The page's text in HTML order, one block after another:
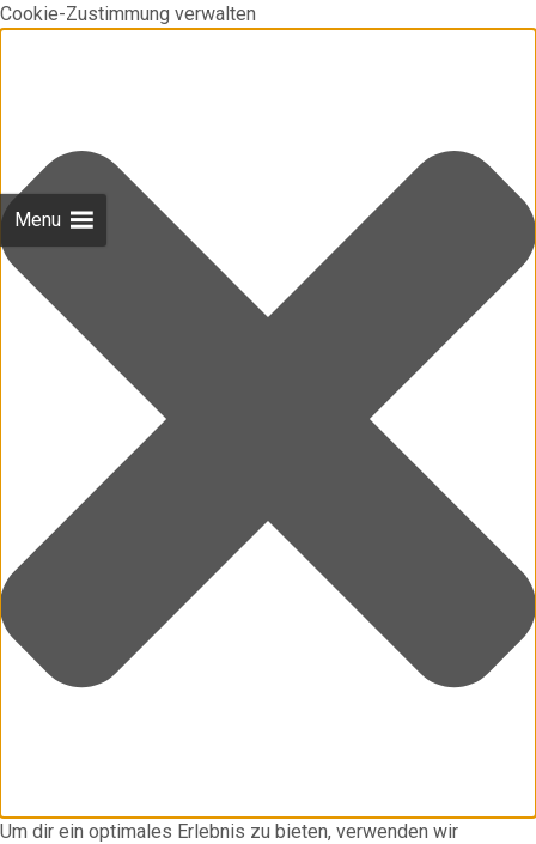
Cookie-Zustimmung verwalten
Um dir ein optimales Erlebnis zu bieten, verwenden wir
Menu